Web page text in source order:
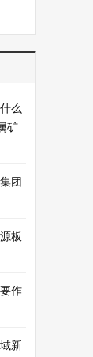
么
矿
团
板
作
新